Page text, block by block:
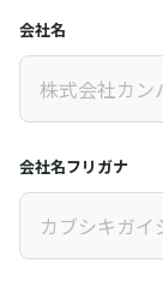
会社名
会社名フリガナ